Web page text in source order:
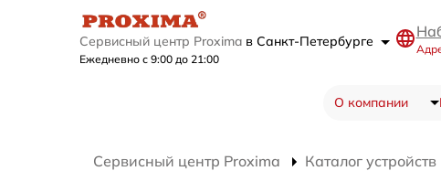
Сервисный центр Proxima в Санкт-Петербурге
Ежедневно с 9:00 до 21:00
О компании
Сервисный центр Proxima Каталог устройств